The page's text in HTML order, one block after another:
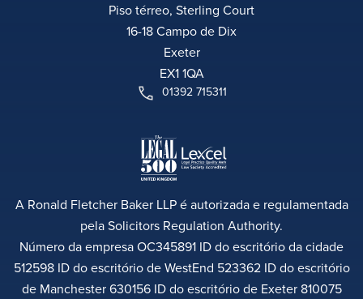
Piso térreo, Sterling Court
16-18 Campo de Dix
Exeter
EX1 1QA
01392 715311
A Ronald Fletcher Baker LLP é autorizada e regulamentada
pela Solicitors Regulation Authority.
Número da empresa OC345891 ID do escritório da cidade
512598 ID do escritório de WestEnd 523362 ID do escritório
de Manchester 630156 ID do escritório de Exeter 810075